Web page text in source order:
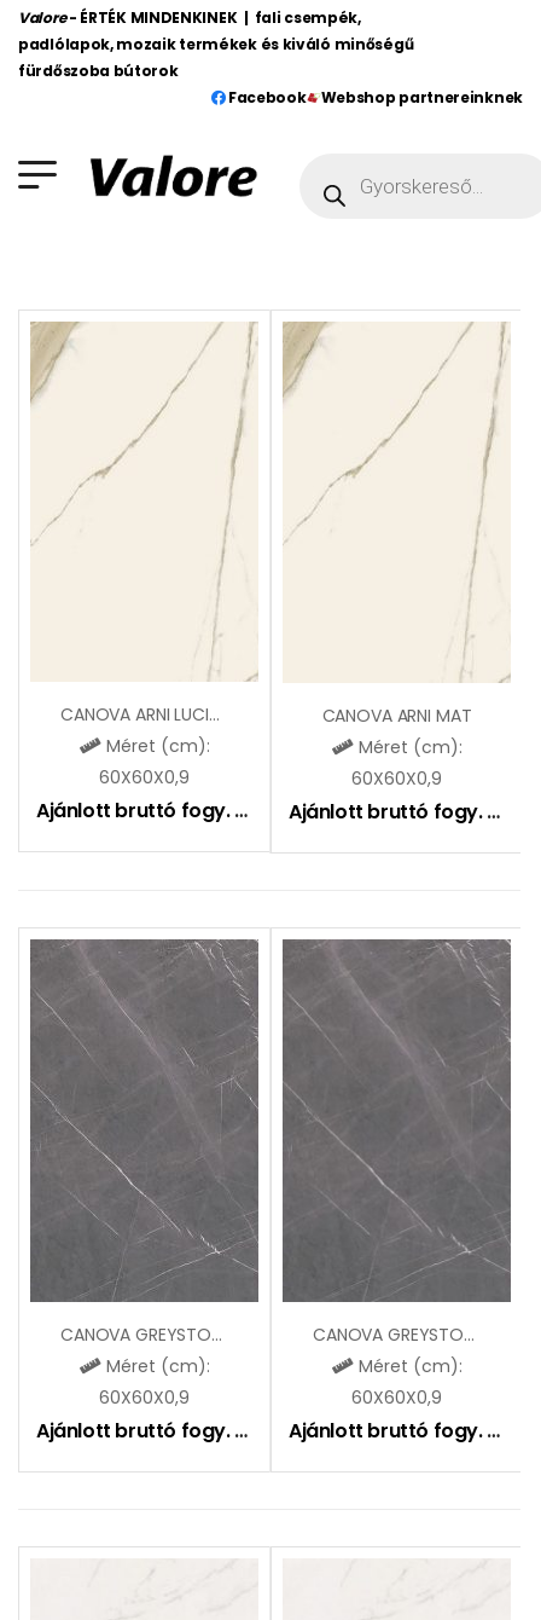
Valore - ÉRTÉK MINDENKINEK | fali csempék,
padlólapok, mozaik termékek és kiváló minőségű
fürdőszoba bútorok
Facebook
Webshop partnereinknek
CANOVA ARNI LUCIDO
Méret (cm):
60X60X0,9
Ajánlott bruttó fogy. ár: 16990Ft
CANOVA ARNI MAT
Méret (cm):
60X60X0,9
Ajánlott bruttó fogy. ár:
CANOVA GREYSTONE LUCIDO
Méret (cm):
60X60X0,9
Ajánlott bruttó fogy. ár: 16990Ft
CANOVA GREYSTONE MAT
Méret (cm):
60X60X0,9
Ajánlott bruttó fogy. ár: